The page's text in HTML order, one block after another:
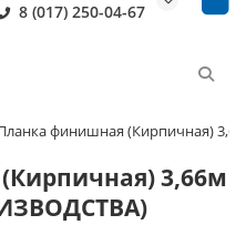
8 (017) 250-04-67
финишная (Кирпичная)
3,66м